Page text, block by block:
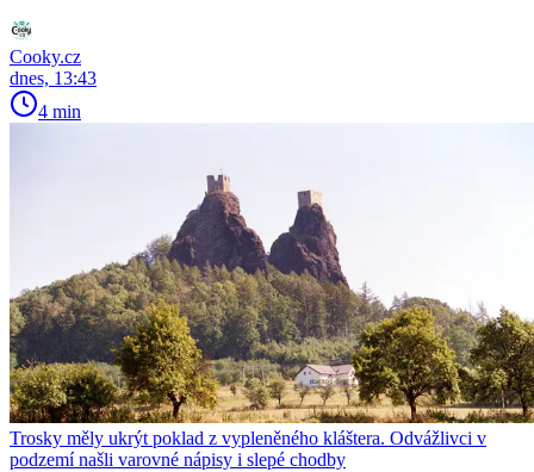
Cooky.cz
dnes, 13:43
4 min
Trosky měly ukrýt poklad z vypleněného kláštera. Odvážlivci v
podzemí našli varovné nápisy i slepé chodby